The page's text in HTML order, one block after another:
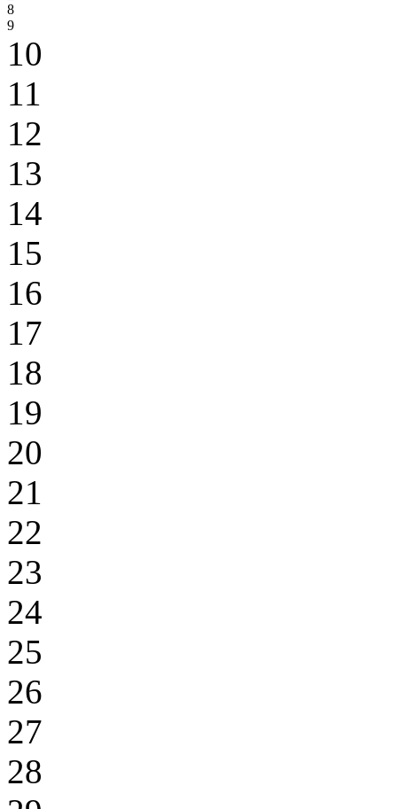
8
9
10
11
12
13
14
15
16
17
18
19
20
21
22
23
24
25
26
27
28